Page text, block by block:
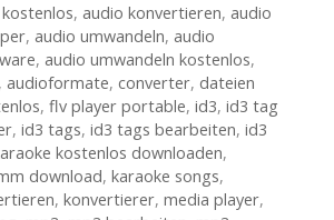
, audio konvertieren, audio
, audio umwandeln, audio
, audio umwandeln kostenlos,
, audioformate, converter, dateien
, flv player portable, id3, id3 tag
, id3 tags, id3 tags bearbeiten, id3
kostenlos downloaden,
download, karaoke songs,
, konvertierer, media player,